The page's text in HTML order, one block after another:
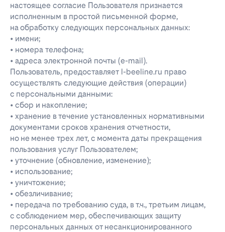
настоящее согласие Пользователя признается
исполненным в простой письменной форме,
на обработку следующих персональных данных:
• имени;
• номера телефона;
• адреса электронной почты (e-mail).
Пользователь, предоставляет l-beeline.ru право
осуществлять следующие действия (операции)
с персональными данными:
• сбор и накопление;
• хранение в течение установленных нормативными
документами сроков хранения отчетности,
но не менее трех лет, с момента даты прекращения
пользования услуг Пользователем;
• уточнение (обновление, изменение);
• использование;
• уничтожение;
• обезличивание;
• передача по требованию суда, в т.ч., третьим лицам,
с соблюдением мер, обеспечивающих защиту
персональных данных от несанкционированного